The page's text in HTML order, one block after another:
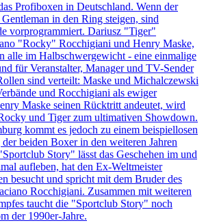
Profiboxen in Deutschland. Wenn der
in den Ring steigen, sind
vorprogrammiert. Dariusz "Tiger"
"Rocky" Rocchigiani und Henry Maske,
alle im Halbschwergewicht - eine einmalige
für Veranstalter, Manager und TV-Sender
sind verteilt: Maske und Michalczewski
und Rocchigiani als ewiger
Maske seinen Rücktritt andeutet, wird
und Tiger zum ultimativen Showdown.
kommt es jedoch zu einem beispiellosen
beiden Boxer in den weiteren Jahren
Story" lässt das Geschehen im und
aufleben, hat den Ex-Weltmeister
besucht und spricht mit dem Bruder des
Rocchigiani. Zusammen mit weiteren
taucht die "Sportclub Story" noch
der 1990er-Jahre.